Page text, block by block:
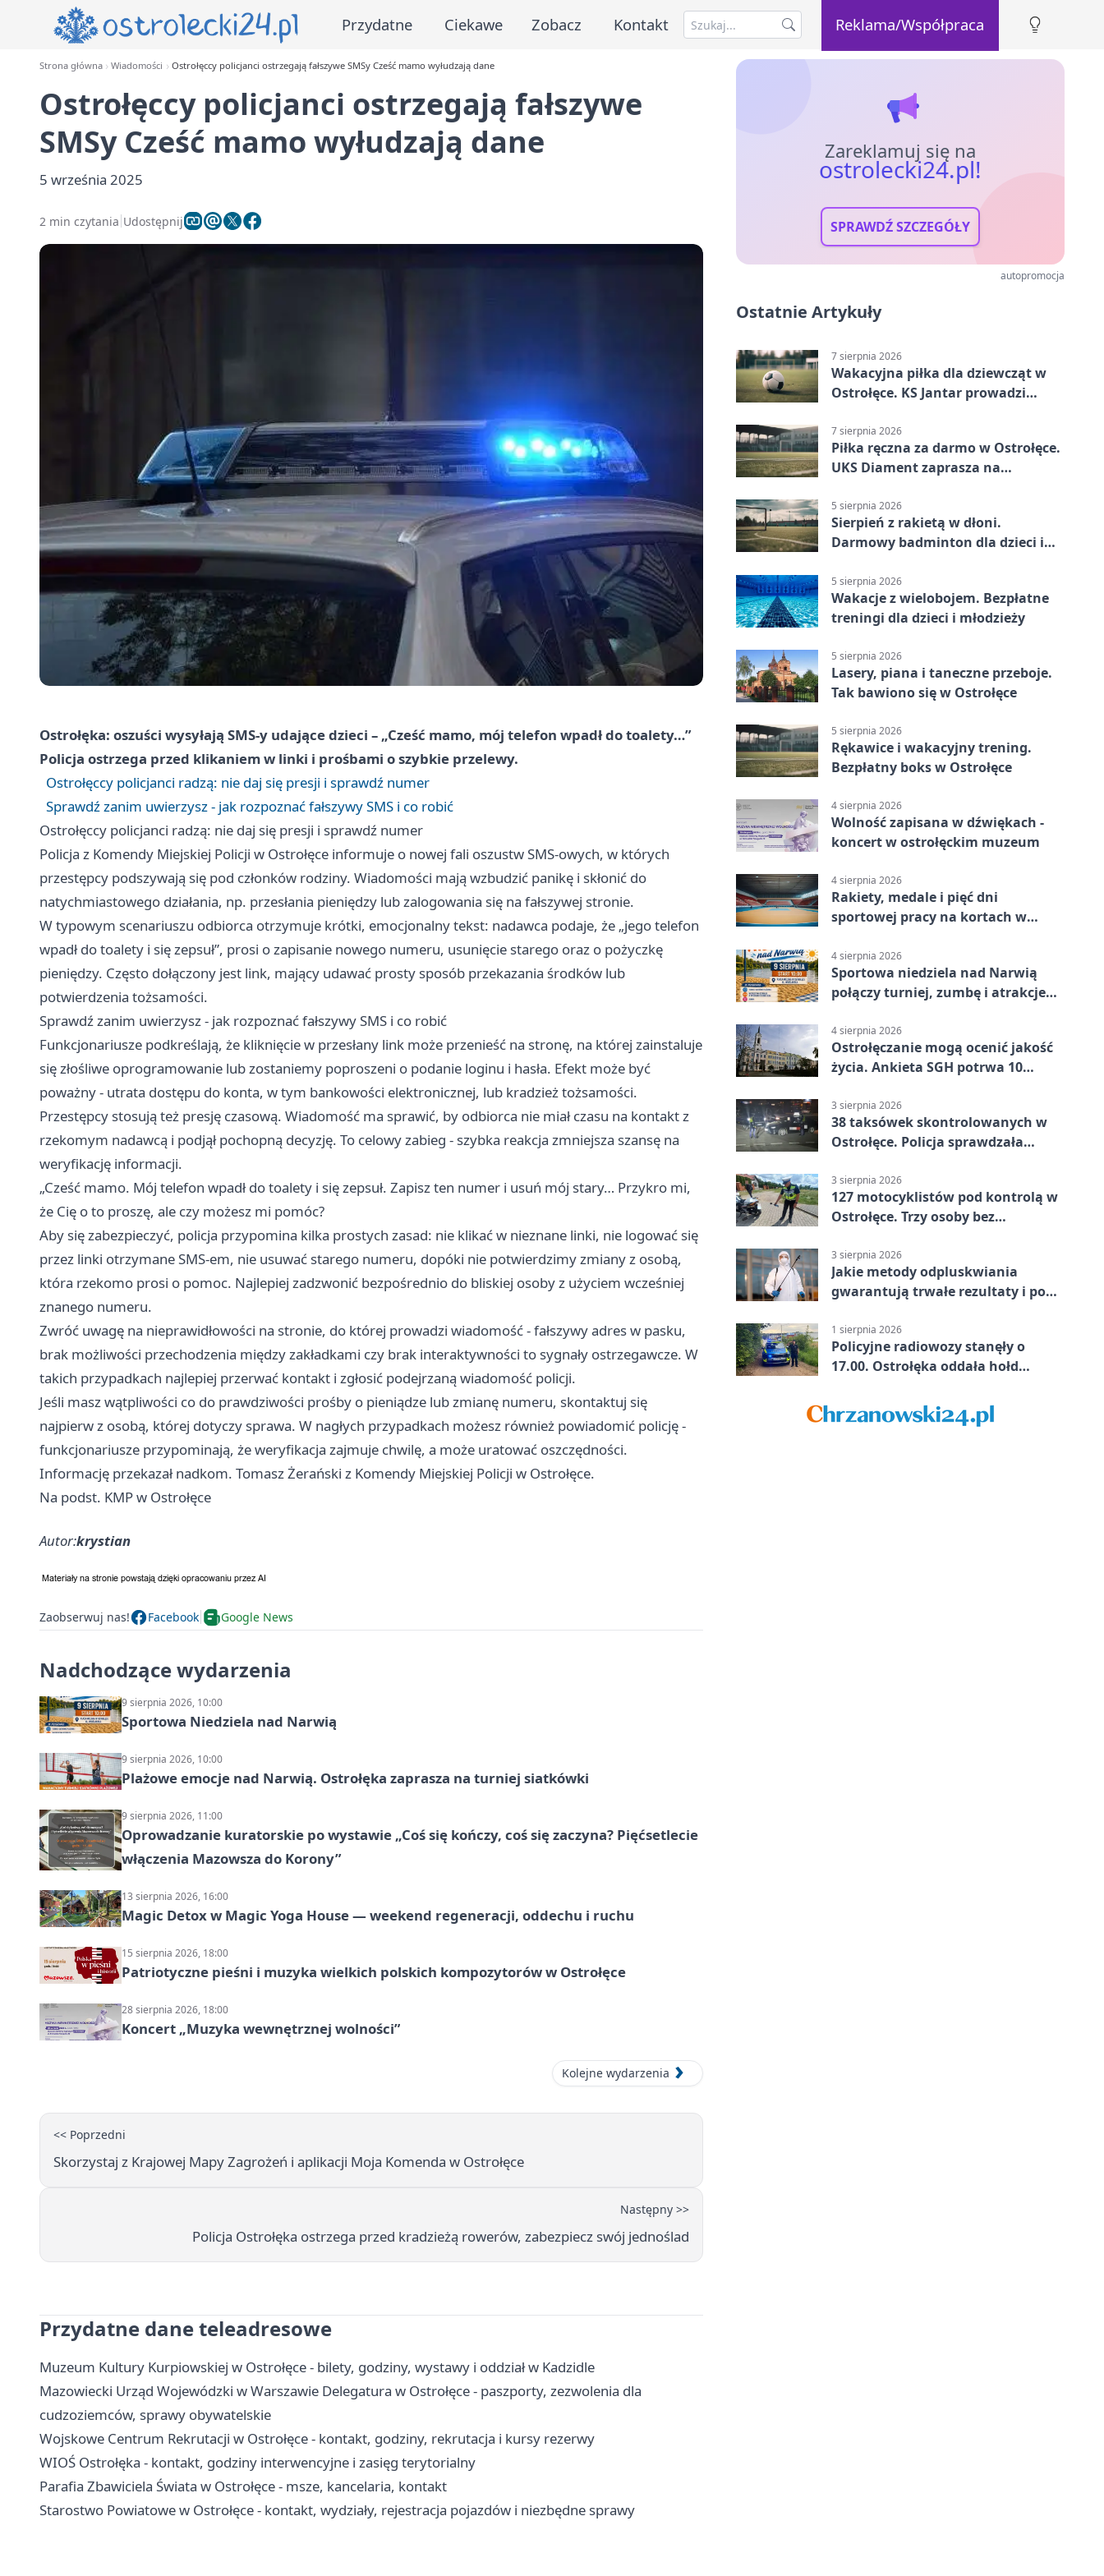
Przydatne Ciekawe Zobacz Kontakt Reklama/Współpraca
Strona główna Wiadomości Ostrołęccy policjanci ostrzegają fałszywe SMSy Cześć mamo wyłudzają dane
Ostrołęccy policjanci ostrzegają fałszywe
SMSy Cześć mamo wyłudzają dane
5 września 2025
2 min czytania Udostępnij
Ostrołęka: oszuści wysyłają SMS-y udające dzieci – „Cześć mamo, mój telefon wpadł do toalety…”
Policja ostrzega przed klikaniem w linki i prośbami o szybkie przelewy.
Ostrołęccy policjanci radzą: nie daj się presji i sprawdź numer
Sprawdź zanim uwierzysz - jak rozpoznać fałszywy SMS i co robić
Ostrołęccy policjanci radzą: nie daj się presji i sprawdź numer
Policja z Komendy Miejskiej Policji w Ostrołęce informuje o nowej fali oszustw SMS-owych, w których
przestępcy podszywają się pod członków rodziny. Wiadomości mają wzbudzić panikę i skłonić do
natychmiastowego działania, np. przesłania pieniędzy lub zalogowania się na fałszywej stronie.
W typowym scenariuszu odbiorca otrzymuje krótki, emocjonalny tekst: nadawca podaje, że „jego telefon
wpadł do toalety i się zepsuł”, prosi o zapisanie nowego numeru, usunięcie starego oraz o pożyczkę
pieniędzy. Często dołączony jest link, mający udawać prosty sposób przekazania środków lub
potwierdzenia tożsamości.
Sprawdź zanim uwierzysz - jak rozpoznać fałszywy SMS i co robić
Funkcjonariusze podkreślają, że kliknięcie w przesłany link może przenieść na stronę, na której zainstaluje
się złośliwe oprogramowanie lub zostaniemy poproszeni o podanie loginu i hasła. Efekt może być
poważny - utrata dostępu do konta, w tym bankowości elektronicznej, lub kradzież tożsamości.
Przestępcy stosują też presję czasową. Wiadomość ma sprawić, by odbiorca nie miał czasu na kontakt z
rzekomym nadawcą i podjął pochopną decyzję. To celowy zabieg - szybka reakcja zmniejsza szansę na
weryfikację informacji.
„Cześć mamo. Mój telefon wpadł do toalety i się zepsuł. Zapisz ten numer i usuń mój stary… Przykro mi,
że Cię o to proszę, ale czy możesz mi pomóc?
Aby się zabezpieczyć, policja przypomina kilka prostych zasad: nie klikać w nieznane linki, nie logować się
przez linki otrzymane SMS-em, nie usuwać starego numeru, dopóki nie potwierdzimy zmiany z osobą,
która rzekomo prosi o pomoc. Najlepiej zadzwonić bezpośrednio do bliskiej osoby z użyciem wcześniej
znanego numeru.
Zwróć uwagę na nieprawidłowości na stronie, do której prowadzi wiadomość - fałszywy adres w pasku,
brak możliwości przechodzenia między zakładkami czy brak interaktywności to sygnały ostrzegawcze. W
takich przypadkach najlepiej przerwać kontakt i zgłosić podejrzaną wiadomość policji.
Jeśli masz wątpliwości co do prawdziwości prośby o pieniądze lub zmianę numeru, skontaktuj się
najpierw z osobą, której dotyczy sprawa. W nagłych przypadkach możesz również powiadomić policję -
funkcjonariusze przypominają, że weryfikacja zajmuje chwilę, a może uratować oszczędności.
Informację przekazał nadkom. Tomasz Żerański z Komendy Miejskiej Policji w Ostrołęce.
Na podst. KMP w Ostrołęce
Autor:krystian
Zaobserwuj nas! Facebook Google News
Nadchodzące wydarzenia
9 sierpnia 2026, 10:00
Sportowa Niedziela nad Narwią
9 sierpnia 2026, 10:00
Plażowe emocje nad Narwią. Ostrołęka zaprasza na turniej siatkówki
9 sierpnia 2026, 11:00
Oprowadzanie kuratorskie po wystawie „Coś się kończy, coś się zaczyna? Pięćsetlecie
włączenia Mazowsza do Korony”
13 sierpnia 2026, 16:00
Magic Detox w Magic Yoga House — weekend regeneracji, oddechu i ruchu
15 sierpnia 2026, 18:00
Patriotyczne pieśni i muzyka wielkich polskich kompozytorów w Ostrołęce
28 sierpnia 2026, 18:00
Koncert „Muzyka wewnętrznej wolności”
Kolejne wydarzenia
<< Poprzedni
Skorzystaj z Krajowej Mapy Zagrożeń i aplikacji Moja Komenda w Ostrołęce
Następny >>
Policja Ostrołęka ostrzega przed kradzieżą rowerów, zabezpiecz swój jednoślad
Przydatne dane teleadresowe
Muzeum Kultury Kurpiowskiej w Ostrołęce - bilety, godziny, wystawy i oddział w Kadzidle
Mazowiecki Urząd Wojewódzki w Warszawie Delegatura w Ostrołęce - paszporty, zezwolenia dla
cudzoziemców, sprawy obywatelskie
Wojskowe Centrum Rekrutacji w Ostrołęce - kontakt, godziny, rekrutacja i kursy rezerwy
WIOŚ Ostrołęka - kontakt, godziny interwencyjne i zasięg terytorialny
Parafia Zbawiciela Świata w Ostrołęce - msze, kancelaria, kontakt
Starostwo Powiatowe w Ostrołęce - kontakt, wydziały, rejestracja pojazdów i niezbędne sprawy
Zareklamuj się na
ostrolecki24.pl!
SPRAWDŹ SZCZEGÓŁY
autopromocja
Ostatnie Artykuły
7 sierpnia 2026
Wakacyjna piłka dla dziewcząt w
Ostrołęce. KS Jantar prowadzi
7 sierpnia 2026
Piłka ręczna za darmo w Ostrołęce.
UKS Diament zaprasza na
5 sierpnia 2026
Sierpień z rakietą w dłoni.
Darmowy badminton dla dzieci i
5 sierpnia 2026
Wakacje z wielobojem. Bezpłatne
treningi dla dzieci i młodzieży
5 sierpnia 2026
Lasery, piana i taneczne przeboje.
Tak bawiono się w Ostrołęce
5 sierpnia 2026
Rękawice i wakacyjny trening.
Bezpłatny boks w Ostrołęce
4 sierpnia 2026
Wolność zapisana w dźwiękach -
koncert w ostrołęckim muzeum
4 sierpnia 2026
Rakiety, medale i pięć dni
sportowej pracy na kortach w
4 sierpnia 2026
Sportowa niedziela nad Narwią
połączy turniej, zumbę i atrakcje
4 sierpnia 2026
Ostrołęczanie mogą ocenić jakość
życia. Ankieta SGH potrwa 10
3 sierpnia 2026
38 taksówek skontrolowanych w
Ostrołęce. Policja sprawdzała
3 sierpnia 2026
127 motocyklistów pod kontrolą w
Ostrołęce. Trzy osoby bez
3 sierpnia 2026
Jakie metody odpluskwiania
gwarantują trwałe rezultaty i po
wykonawcę?
1 sierpnia 2026
Policyjne radiowozy stanęły o
17.00. Ostrołęka oddała hołd